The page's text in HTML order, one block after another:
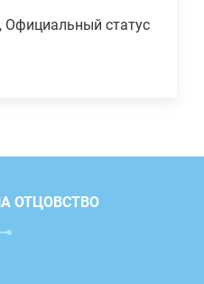
Официальный статус
ОТЦОВСТВО